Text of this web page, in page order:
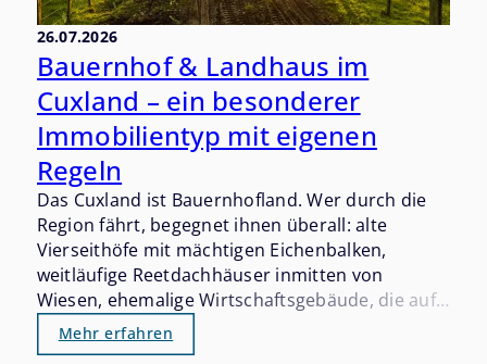
26.07.2026
Bauernhof & Landhaus im
Cuxland – ein besonderer
Immobilientyp mit eigenen
Regeln
Das Cuxland ist Bauernhofland. Wer durch die
Region fährt, begegnet ihnen überall: alte
Vierseithöfe mit mächtigen Eichenbalken,
weitläufige Reetdachhäuser inmitten von
Wiesen, ehemalige Wirtschaftsgebäude, die auf
eine neue Nutzung warten. Diese Immobilien
haben einen eigenen Charakter – und einen
Mehr erfahren